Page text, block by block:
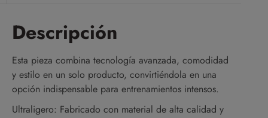
Descripción
Esta pieza combina tecnología avanzada, comodidad
y estilo en un solo producto, convirtiéndola en una
opción indispensable para entrenamientos intensos.
Ultraligero: Fabricado con material de alta calidad y